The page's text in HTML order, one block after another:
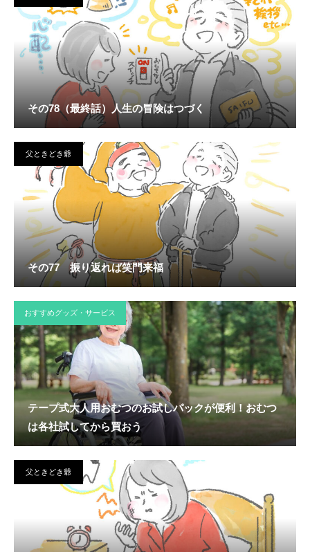
その78（最終話）人生の冒険はつづく
父ときどき爺
その77 振り返れば笑門来福
おすすめグッズ・サービス
テープ式大人用おむつのお試しパックが便利！おむつ
は各社試してから買おう
父ときどき爺